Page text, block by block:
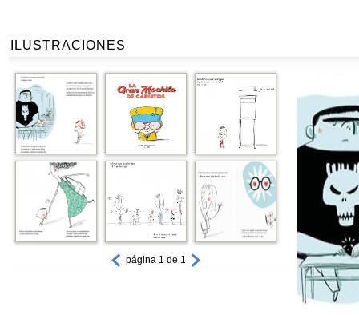
ILUSTRACIONES
página 1 de 1